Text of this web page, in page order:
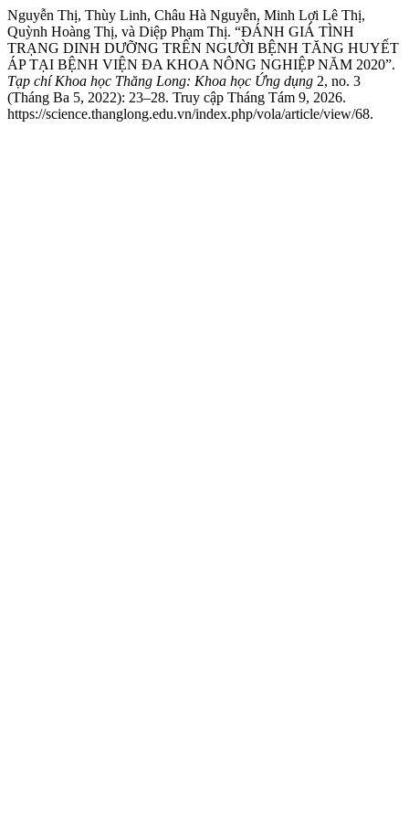
Nguyễn Thị, Thùy Linh, Châu Hà Nguyễn, Minh Lợi Lê Thị,
Quỳnh Hoàng Thị, và Diệp Phạm Thị. “ĐÁNH GIÁ TÌNH
TRẠNG DINH DƯỠNG TRÊN NGƯỜI BỆNH TĂNG HUYẾT
ÁP TẠI BỆNH VIỆN ĐA KHOA NÔNG NGHIỆP NĂM 2020”.
Tạp chí Khoa học Thăng Long: Khoa học Ứng dụng 2, no. 3
(Tháng Ba 5, 2022): 23–28. Truy cập Tháng Tám 9, 2026.
https://science.thanglong.edu.vn/index.php/vola/article/view/68.